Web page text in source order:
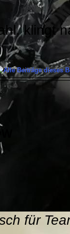
klingt
für